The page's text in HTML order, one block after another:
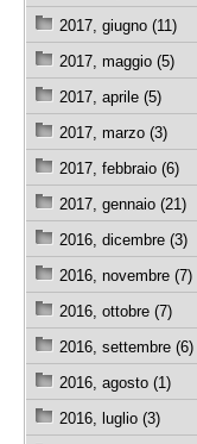
2017, giugno (11)
2017, maggio (5)
2017, aprile (5)
2017, marzo (3)
2017, febbraio (6)
2017, gennaio (21)
2016, dicembre (3)
2016, novembre (7)
2016, ottobre (7)
2016, settembre (6)
2016, agosto (1)
2016, luglio (3)